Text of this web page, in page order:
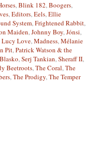
,Blink 182,Boogers,
,Editors,Eels,Ellie
System,Frightened Rabbit,
Maiden,Johnny Boy,Jónsi,
Lucy Love,Madness,Mélanie
Pit,Patrick Watson & the
,Serj Tankian,Sheraff II,
Beetroots,The Coral,The
,The Prodigy,The Temper